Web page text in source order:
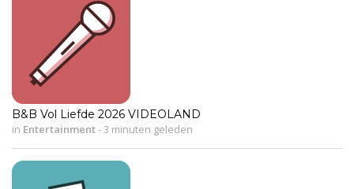
B&B Vol Liefde 2026 VIDEOLAND
in Entertainment- 3 minuten geleden